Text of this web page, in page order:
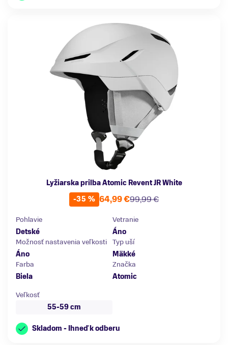
Lyžiarska prilba Atomic Revent JR White
-35 %
99,99 €
64,99 €
Pohlavie
Detské
Vetranie
Áno
Možnosť nastavenia veľkosti
Áno
Typ uší
Mäkké
Farba
Biela
Značka
Atomic
Veľkosť
55-59 cm
Skladom - Ihneď k odberu